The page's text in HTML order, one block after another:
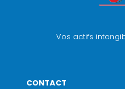
Vos actifs
CONTACT